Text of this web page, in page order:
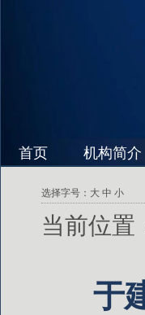
首页 机构简介
选择字号： 大 中 小
当前位置
于